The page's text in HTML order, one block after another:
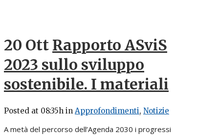
20 Ott Rapporto ASviS
2023 sullo sviluppo
sostenibile. I materiali
Posted at 08:35h in Approfondimenti, Notizie
A metà del percorso dell’Agenda 2030 i progressi